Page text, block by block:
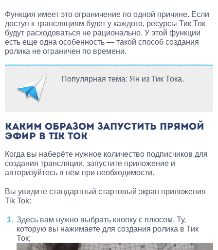
Функция имеет это ограничение по одной причине. Если
доступ к трансляциям будет у каждого, ресурсы Тик Ток
будут расходоваться не рационально. У этой функции
есть еще одна особенность — такой способ создания
ролика не ограничен по времени.
Популярная тема: Ян из Тик Тока.
КАКИМ ОБРАЗОМ ЗАПУСТИТЬ ПРЯМОЙ
ЭФИР В TIK TOK
Когда вы наберёте нужное количество подписчиков для
создания трансляции, запустите приложение и
авторизуйтесь в нём при необходимости.
Вы увидите стандартный стартовый экран приложения
Tik Tok:
Здесь вам нужно выбрать кнопку с плюсом. Ту,
которую вы нажимаете для создания ролика в Тик
Ток;